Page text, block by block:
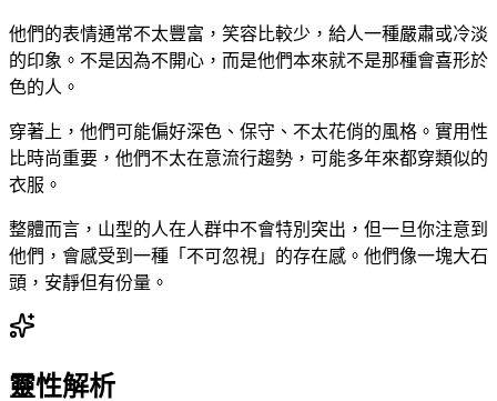
他們的表情通常不太豐富，笑容比較少，給人一種嚴肅或冷淡
的印象。不是因為不開心，而是他們本來就不是那種會喜形於
色的人。
穿著上，他們可能偏好深色、保守、不太花俏的風格。實用性
比時尚重要，他們不太在意流行趨勢，可能多年來都穿類似的
衣服。
整體而言，山型的人在人群中不會特別突出，但一旦你注意到
他們，會感受到一種「不可忽視」的存在感。他們像一塊大石
頭，安靜但有份量。
靈性解析